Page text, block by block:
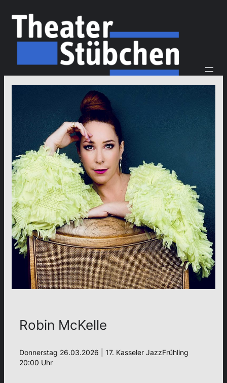
Robin McKelle
Donnerstag 26.03.2026 | 17. Kasseler JazzFrühling
20:00 Uhr